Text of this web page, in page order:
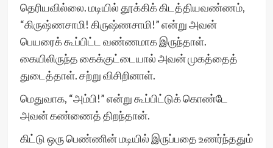
தெரியவில்லை. மடியில் தூக்கிக் கிடத்தியவண்ணம்,
“கிருஷ்ணசாமி! கிருஷ்ணசாமி!” என்று அவன்
பெயரைக் கூப்பிட்ட வண்ணமாக இருந்தாள்.
கையிலிருந்த கைக்குட்டையால் அவன் முகத்தைத்
துடைத்தாள். சற்று விசிறினாள்.
மெதுவாக, “அம்பி!” என்று கூப்பிட்டுக் கொண்டே
அவன் கண்ணைத் திறந்தான்.
கிட்டு ஒரு பெண்ணின் மடியில் இருப்பதை உணர்ந்ததும்